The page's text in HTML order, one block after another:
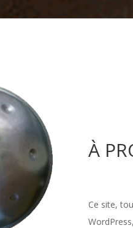
À
Ce site,